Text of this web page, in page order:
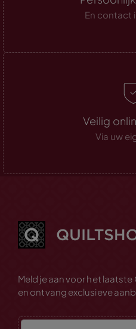
En contact
Veilig
Via uw
Meld je aan voor het
en ontvang exclusieve